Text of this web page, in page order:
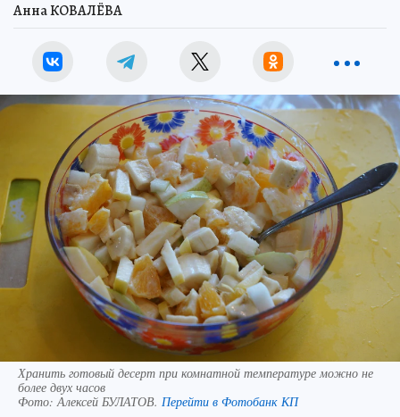
Анна КОВАЛЁВА
Хранить готовый десерт при комнатной температуре можно не
более двух часов
Фото:Алексей БУЛАТОВ. Перейти в Фотобанк КП